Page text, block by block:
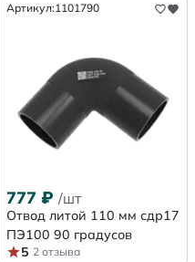
Артикул:1101790
777 ₽ /шт
Отвод литой 110 мм сдр17
ПЭ100 90 градусов
5 2 отзыва